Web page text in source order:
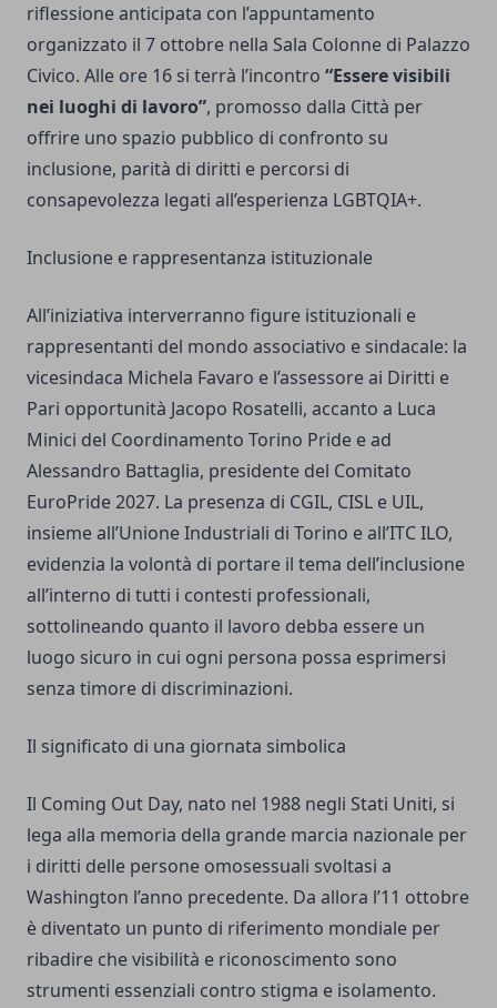
riflessione anticipata con l’appuntamento
organizzato il 7 ottobre nella Sala Colonne di Palazzo
Civico. Alle ore 16 si terrà l’incontro “Essere visibili
nei luoghi di lavoro”, promosso dalla Città per
offrire uno spazio pubblico di confronto su
inclusione, parità di diritti e percorsi di
consapevolezza legati all’esperienza LGBTQIA+.
Inclusione e rappresentanza istituzionale
All’iniziativa interverranno figure istituzionali e
rappresentanti del mondo associativo e sindacale: la
vicesindaca Michela Favaro e l’assessore ai Diritti e
Pari opportunità Jacopo Rosatelli, accanto a Luca
Minici del Coordinamento Torino Pride e ad
Alessandro Battaglia, presidente del Comitato
EuroPride 2027. La presenza di CGIL, CISL e UIL,
insieme all’Unione Industriali di Torino e all’ITC ILO,
evidenzia la volontà di portare il tema dell’inclusione
all’interno di tutti i contesti professionali,
sottolineando quanto il lavoro debba essere un
luogo sicuro in cui ogni persona possa esprimersi
senza timore di discriminazioni.
Il significato di una giornata simbolica
Il Coming Out Day, nato nel 1988 negli Stati Uniti, si
lega alla memoria della grande marcia nazionale per
i diritti delle persone omosessuali svoltasi a
Washington l’anno precedente. Da allora l’11 ottobre
è diventato un punto di riferimento mondiale per
ribadire che visibilità e riconoscimento sono
strumenti essenziali contro stigma e isolamento.